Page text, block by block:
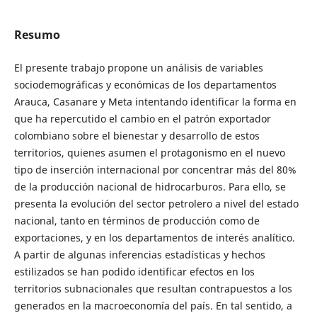
Resumo
El presente trabajo propone un análisis de variables
sociodemográficas y económicas de los departamentos
Arauca, Casanare y Meta intentando identificar la forma en
que ha repercutido el cambio en el patrón exportador
colombiano sobre el bienestar y desarrollo de estos
territorios, quienes asumen el protagonismo en el nuevo
tipo de inserción internacional por concentrar más del 80%
de la producción nacional de hidrocarburos. Para ello, se
presenta la evolución del sector petrolero a nivel del estado
nacional, tanto en términos de producción como de
exportaciones, y en los departamentos de interés analítico.
A partir de algunas inferencias estadísticas y hechos
estilizados se han podido identificar efectos en los
territorios subnacionales que resultan contrapuestos a los
generados en la macroeconomía del país. En tal sentido, a